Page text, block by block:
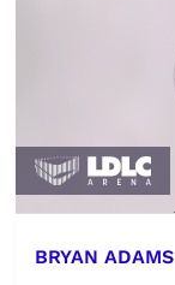
BRYAN ADAMS